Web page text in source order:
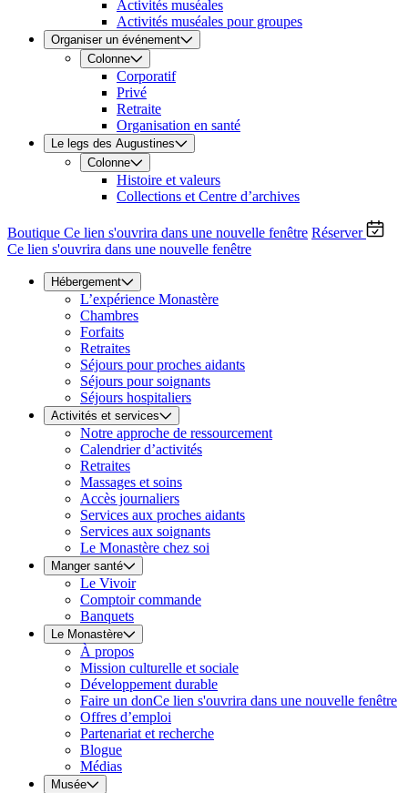
Activités muséales
Activités muséales pour groupes
Organiser un événement
Colonne
Corporatif
Privé
Retraite
Organisation en santé
Le legs des Augustines
Colonne
Histoire et valeurs
Collections et Centre d’archives
Boutique Ce lien s'ouvrira dans une nouvelle fenêtre Réserver
Ce lien s'ouvrira dans une nouvelle fenêtre
Hébergement
L’expérience Monastère
Chambres
Forfaits
Retraites
Séjours pour proches aidants
Séjours pour soignants
Séjours hospitaliers
Activités et services
Notre approche de ressourcement
Calendrier d’activités
Retraites
Massages et soins
Accès journaliers
Services aux proches aidants
Services aux soignants
Le Monastère chez soi
Manger santé
Le Vivoir
Comptoir commande
Banquets
Le Monastère
À propos
Mission culturelle et sociale
Développement durable
Faire un donCe lien s'ouvrira dans une nouvelle fenêtre
Offres d’emploi
Partenariat et recherche
Blogue
Médias
Musée